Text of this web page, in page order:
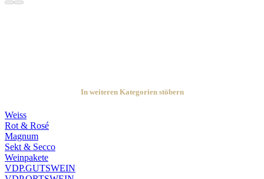
In weiteren Kategorien stöbern
Weiss
Rot & Rosé
Magnum
Sekt & Secco
Weinpakete
VDP.GUTSWEIN